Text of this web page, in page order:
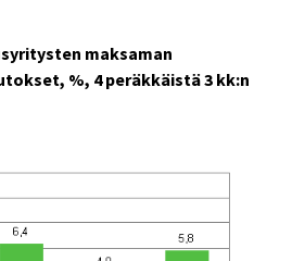
maksaman
%, 4 peräkkäistä 3 kk:n